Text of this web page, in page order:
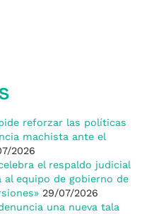
reforzar las políticas
machista ante el
2026
el respaldo judicial
al equipo de gobierno de
29/07/2026
una nueva tala